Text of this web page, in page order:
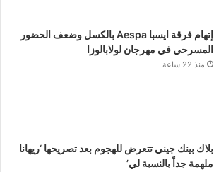
إتهام فرقة ايسبا Aespa بالكسل وضعف الحضور
المسرحي في مهرجان لولابالوزا
منذ 22 ساعة
بلاك بينك جيني تتعرض للهجوم بعد تصريحها ‘ريهانا
ملهمة جداً بالنسبة لي’